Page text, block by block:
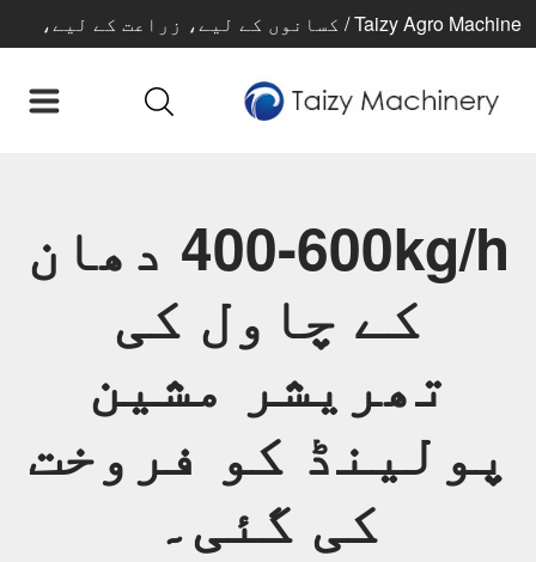
Taizy Agro Machine / کسانوں کے لیے، زراعت کے لیے،
400-600kg/h دھان
کے چاول کی
تھریشر مشین
پولینڈ کو فروخت
کی گئی۔